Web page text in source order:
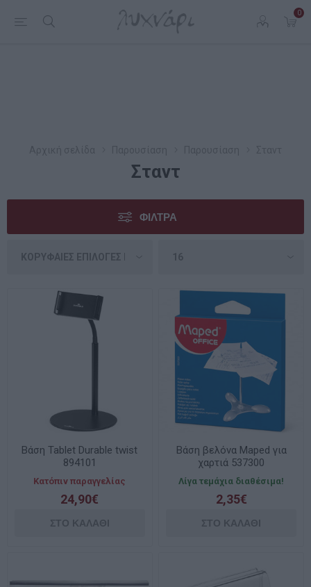
0
Σταντ
ΦΊΛΤΡΑ
Βάση Tablet Durable twist
894101
Κατόπιν παραγγελίας
24,90€
Βάση βελόνα Maped για
χαρτιά 537300
Λίγα τεμάχια διαθέσιμα!
2,35€